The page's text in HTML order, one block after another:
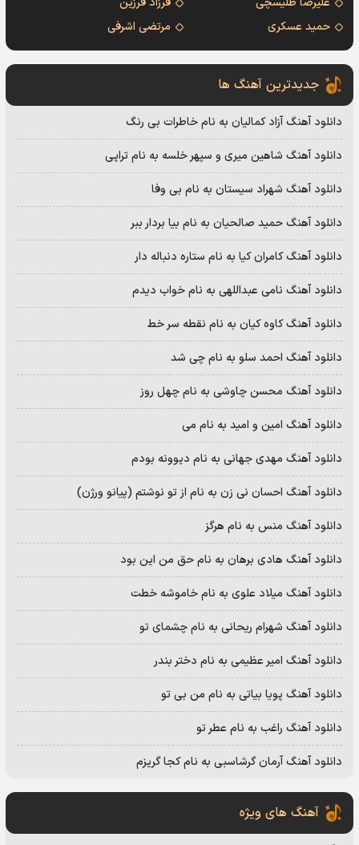
حمید عسکری
مرتضی اشرفی
جدیدترین آهنگ ها
دانلود آهنگ آزاد کمالیان به نام خاطرات بی رنگ
دانلود آهنگ شاهین میری و سپهر خلسه به نام تراپی
دانلود آهنگ شهراد سیستان به نام بی وفا
دانلود آهنگ حمید صالحیان به نام بیا بردار ببر
دانلود آهنگ کامران کیا به نام ستاره دنباله دار
دانلود آهنگ نامی عبداللهی به نام خواب دیدم
دانلود آهنگ کاوه کیان به نام نقطه سر خط
دانلود آهنگ احمد سلو به نام چی شد
دانلود آهنگ محسن چاوشی به نام چهل روز
دانلود آهنگ امین و امید به نام می
دانلود آهنگ مهدی جهانی به نام دیوونه بودم
دانلود آهنگ احسان نی زن به نام از تو نوشتم (پیانو ورژن)
دانلود آهنگ منس به نام هرگز
دانلود آهنگ هادی برهان به نام حق من این بود
دانلود آهنگ میلاد علوی به نام خاموشه خطت
دانلود آهنگ شهرام ریحانی به نام چشمای تو
دانلود آهنگ امیر عظیمی به نام دختر بندر
دانلود آهنگ پویا بیاتی به نام من بی تو
دانلود آهنگ راغب به نام عطر تو
دانلود آهنگ آرمان گرشاسبی به نام کجا گریزم
آهنگ های ویژه